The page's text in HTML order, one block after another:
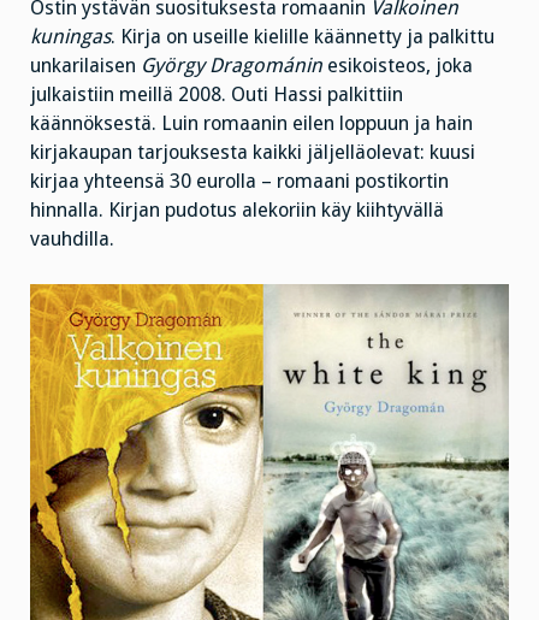
Ostin ystävän suosituksesta romaanin Valkoinen
kuningas. Kirja on useille kielille käännetty ja palkittu
unkarilaisen György Dragománin esikoisteos, joka
julkaistiin meillä 2008. Outi Hassi palkittiin
käännöksestä. Luin romaanin eilen loppuun ja hain
kirjakaupan tarjouksesta kaikki jäljelläolevat: kuusi
kirjaa yhteensä 30 eurolla – romaani postikortin
hinnalla. Kirjan pudotus alekoriin käy kiihtyvällä
vauhdilla.